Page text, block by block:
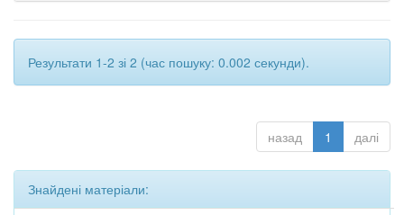
Результати 1-2 зі 2 (час пошуку: 0.002 секунди).
назад 1 далі
Знайдені матеріали: